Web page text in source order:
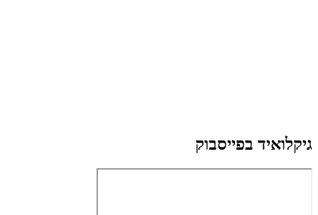
גיקלואיד בפייסבוק